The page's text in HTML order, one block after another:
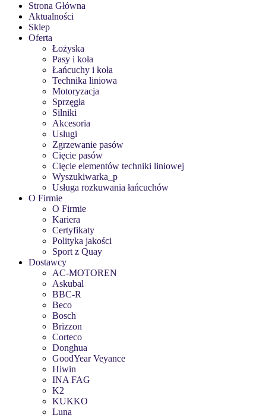
Strona Główna
Aktualności
Sklep
Oferta
Łożyska
Pasy i koła
Łańcuchy i koła
Technika liniowa
Motoryzacja
Sprzęgła
Silniki
Akcesoria
Usługi
Zgrzewanie pasów
Cięcie pasów
Cięcie elementów techniki liniowej
Wyszukiwarka_p
Usługa rozkuwania łańcuchów
O Firmie
O Firmie
Kariera
Certyfikaty
Polityka jakości
Sport z Quay
Dostawcy
AC-MOTOREN
Askubal
BBC-R
Beco
Bosch
Brizzon
Corteco
Donghua
GoodYear Veyance
Hiwin
INA FAG
K2
KUKKO
Luna